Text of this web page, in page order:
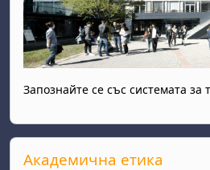
Запознайте се със системата за
Прескочи Академична етика
Академична етика